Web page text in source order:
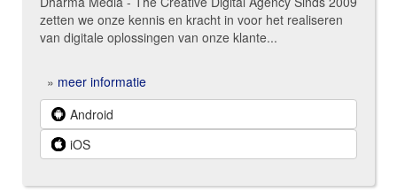
zetten we onze kennis en kracht in voor het realiseren
van digitale oplossingen van onze klante...
» meer informatie
Android
iOS